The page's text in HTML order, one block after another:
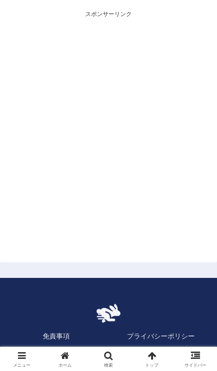
喚起・申込停止)など、空売り関
連情報を集計し、図解でわかり
喚起・申込停止)など、空売り関
連情報を集計し、図解でわかり
スポンサーリンク
免責事項
プライバシーポリシー
お問い合わせ
Copyright © 2023 逆日歩速報.com All Rights Reserved.
メニュー ホーム 検索 トップ サイドバー